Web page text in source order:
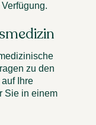
zu den
Ihre
Sie in einem